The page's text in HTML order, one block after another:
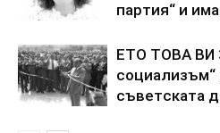
пapтия“ и
ETO TOBA
coциaлизъм“
cъвeтcкaтa